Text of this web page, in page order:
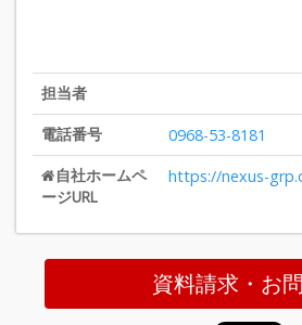
担当者
電話番号
0968-53-8181
自社ホームペ
ージURL
https://nexus-
資料請求・お